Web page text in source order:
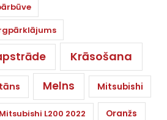
Krāsošana
Melns Mitsubishi
Mitsubishi L200 2022 Oranžs